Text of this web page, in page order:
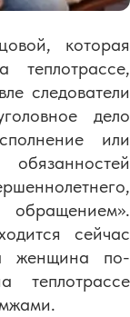
которая
следователи
дело
или
сейчас
женщина по-
теплотрассе